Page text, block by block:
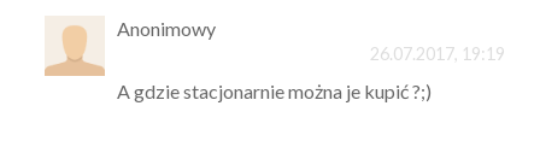
Anonimowy
26.07.2017, 19:19
A gdzie stacjonarnie można je kupić ?;)